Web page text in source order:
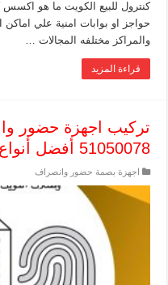
كنترول للبيع الكويت ما هو اكسس
حواجز او بوابات امنية علي
والمراكز مختلفه المجالات …
قراءة المزيد
تركيب اجهزة حضور
51050078 أفضل أنواع أجهزة البصمات
اجهزة بصمة حضور وانصراف